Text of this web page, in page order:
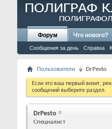
Форум
Сообщения за день Справка
Что нового?
Пользователи DrPesto
Если это ваш первый визит,
сообщений выберите раздел.
DrPesto
Специалист